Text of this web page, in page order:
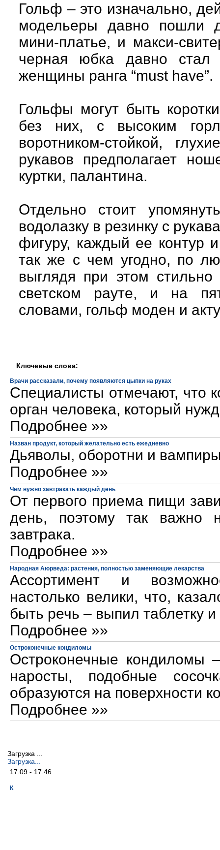
Гольф – это изначально,
модельеры давно пошли
мини-платье, и макси-
черная юбка давно стал
женщины ранга “must have”.
Гольфы могут быть
без них, с высоким
воротником-стойкой,
рукавов предполагает
куртки, палантина.
Отдельно стоит
водолазку в резинку с
фигуру, каждый ее контур
так же с чем угодно, по
выглядя при этом
светском рауте, и на
словами, гольф моден и
Ключевые слова:
Врачи рассказали, почему появляются цыпки на руках
Специалисты отмечают, что
орган человека, который
Подробнее »»
Назван продукт, который желательно есть ежедневно
Дьяволы, оборотни и
Подробнее »»
Чем нужно завтракать каждый день
От первого приема пищи
день, поэтому так важно
завтрака.
Подробнее »»
Народная Аюрведа: растения, полностью заменяющие лекарства
Ассортимент и
настолько велики, что,
быть речь – выпил таблетку
Подробнее »»
Остроконечные кондиломы
Остроконечные кондиломы
наросты, подобные
образуются на поверхности
Подробнее »»
Загрузка ...
Загрузка...
17.09 - 17:46
К